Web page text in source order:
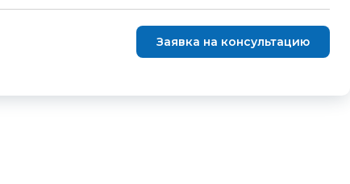
Заявка на консультацию